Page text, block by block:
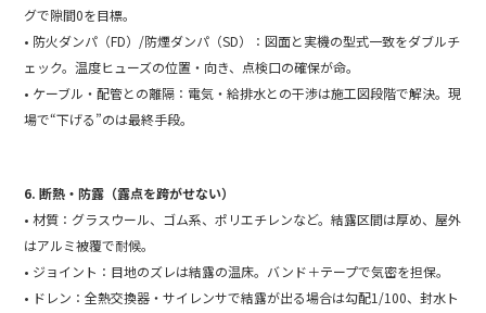
グで隙間0を目標。
• 防火ダンパ（FD）/防煙ダンパ（SD）：図面と実機の型式一致をダブルチ
ェック。温度ヒューズの位置・向き、点検口の確保が命。
• ケーブル・配管との離隔：電気・給排水との干渉は施工図段階で解決。現
場で“下げる”のは最終手段。
6. 断熱・防露（露点を跨がせない）
• 材質：グラスウール、ゴム系、ポリエチレンなど。結露区間は厚め、屋外
はアルミ被覆で耐候。
• ジョイント：目地のズレは結露の温床。バンド＋テープで気密を担保。
• ドレン：全熱交換器・サイレンサで結露が出る場合は勾配1/100、封水ト